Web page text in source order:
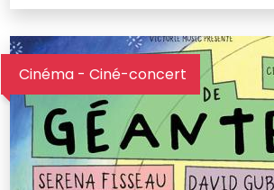
Cinéma - Ciné-concert